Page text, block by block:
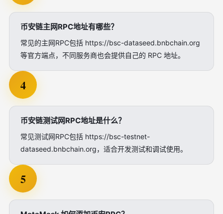
币安链主网RPC地址有哪些？
常见的主网RPC包括 https://bsc-dataseed.bnbchain.org
等官方端点，不同服务商也会提供自己的 RPC 地址。
4
币安链测试网RPC地址是什么？
常见测试网RPC包括 https://bsc-testnet-
dataseed.bnbchain.org，适合开发测试和调试使用。
5